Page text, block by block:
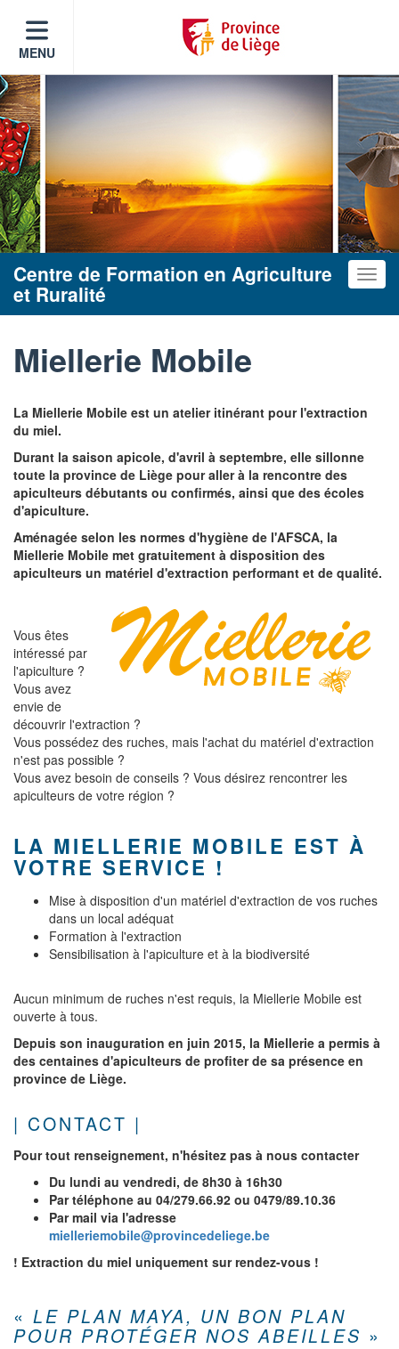
MENU
Centre de Formation en Agriculture
et Ruralité
Miellerie Mobile
La Miellerie Mobile est un atelier itinérant pour l'extraction
du miel.
Durant la saison apicole, d'avril à septembre, elle sillonne
toute la province de Liège pour aller à la rencontre des
apiculteurs débutants ou confirmés, ainsi que des écoles
d'apiculture.
Aménagée selon les normes d'hygiène de l'AFSCA, la
Miellerie Mobile met gratuitement à disposition des
apiculteurs un matériel d'extraction performant et de qualité.
Vous êtes
intéressé par
l'apiculture ?
Vous avez
envie de
découvrir l'extraction ?
Vous possédez des ruches, mais l'achat du matériel d'extraction
n'est pas possible ?
Vous avez besoin de conseils ? Vous désirez rencontrer les
apiculteurs de votre région ?
LA MIELLERIE MOBILE EST À
VOTRE SERVICE !
Mise à disposition d'un matériel d'extraction de vos ruches
dans un local adéquat
Formation à l'extraction
Sensibilisation à l'apiculture et à la biodiversité
Aucun minimum de ruches n'est requis, la Miellerie Mobile est
ouverte à tous.
Depuis son inauguration en juin 2015, la Miellerie a permis à
des centaines d'apiculteurs de profiter de sa présence en
province de Liège.
| CONTACT |
Pour tout renseignement, n'hésitez pas à nous contacter
Du lundi au vendredi, de 8h30 à 16h30
Par téléphone au 04/279.66.92 ou 0479/89.10.36
Par mail via l'adresse
mielleriemobile@provincedeliege.be
! Extraction du miel uniquement sur rendez-vous !
« LE PLAN MAYA, UN BON PLAN
POUR PROTÉGER NOS ABEILLES »